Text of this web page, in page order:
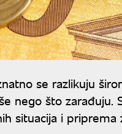
se razlikuju
nego što zarađuju.
situacija i priprema